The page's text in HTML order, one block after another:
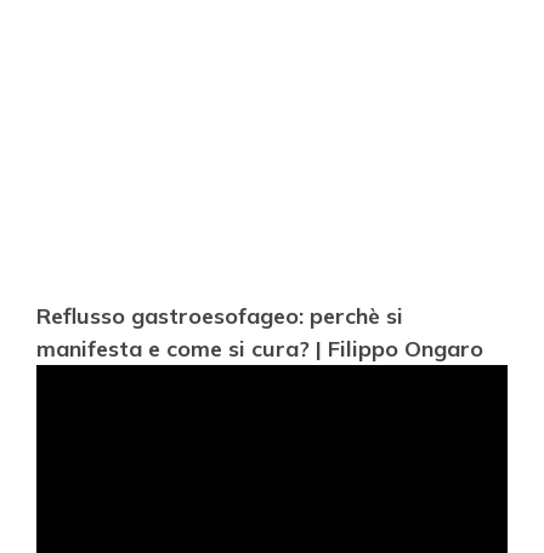
Reflusso gastroesofageo: perchè si
manifesta e come si cura? | Filippo Ongaro